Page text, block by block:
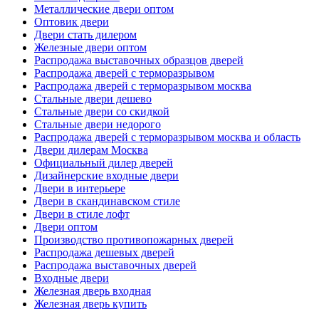
Металлические двери оптом
Оптовик двери
Двери стать дилером
Железные двери оптом
Распродажа выставочных образцов дверей
Распродажа дверей с терморазрывом
Распродажа дверей с терморазрывом москва
Стальные двери дешево
Стальные двери со скидкой
Стальные двери недорого
Распродажа дверей с терморазрывом москва и область
Двери дилерам Москва
Официальный дилер дверей
Дизайнерские входные двери
Двери в интерьере
Двери в скандинавском стиле
Двери в стиле лофт
Двери оптом
Производство противопожарных дверей
Распродажа дешевых дверей
Распродажа выставочных дверей
Входные двери
Железная дверь входная
Железная дверь купить